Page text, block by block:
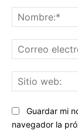
Guardar mi
navegador la